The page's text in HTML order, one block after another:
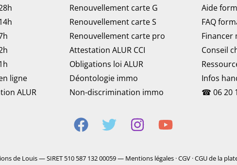
ligne
ALUR
Renouvellement carte G
Renouvellement carte S
Renouvellement carte pro
Attestation ALUR CCI
Obligations loi ALUR
Déontologie immo
Non-discrimination immo
Aide
FAQ
Financer
Conseil
Infos
☎06 20
de Louis — SIRET 510 587 132 00059 — Mentions légales·CGV·CGU de la